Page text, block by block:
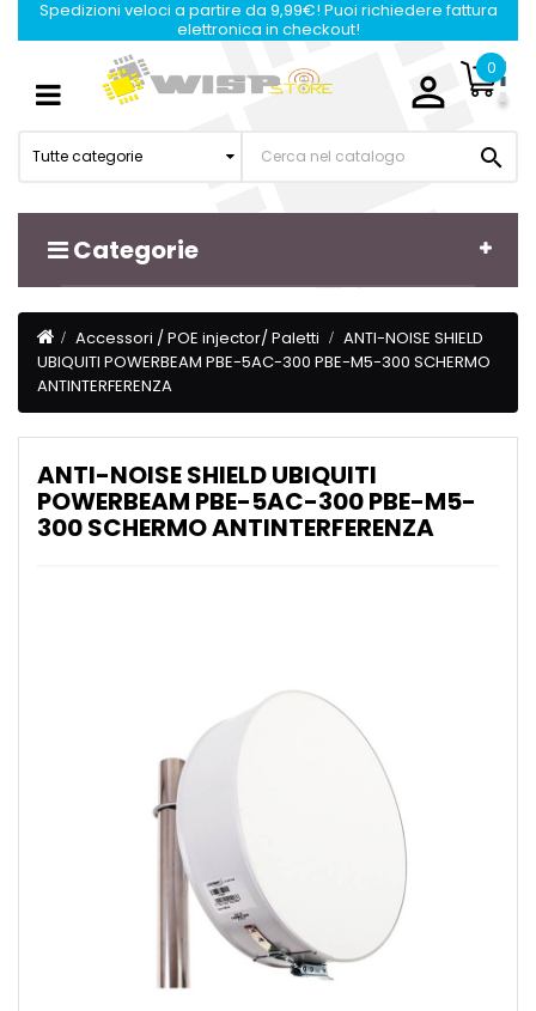
Spedizioni veloci a partire da 9,99€! Puoi richiedere fattura
elettronica in checkout!

0
Tutte categorie 
Categorie
Toggle
Accessori / POE injector/ Paletti
ANTI-NOISE SHIELD
UBIQUITI POWERBEAM PBE-5AC-300 PBE-M5-300 SCHERMO
ANTINTERFERENZA
ANTI-NOISE SHIELD UBIQUITI
POWERBEAM PBE-5AC-300 PBE-M5-
300 SCHERMO ANTINTERFERENZA